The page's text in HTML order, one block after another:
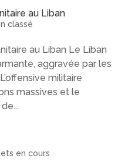
au Liban
classé
au Liban Le Liban
aggravée par les
militaire
massives et le
en cours